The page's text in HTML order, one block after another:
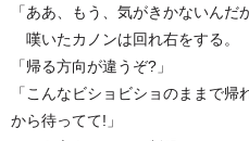
「ああ、もう、気がきかないんだ
嘆いたカノンは回れ右をする。
「帰る方向が違うぞ?」
「こんなビショビショのままで
から待ってて!」